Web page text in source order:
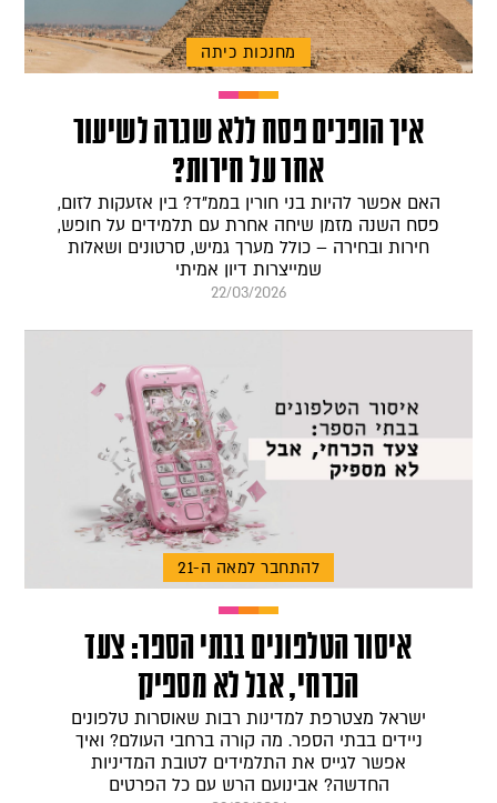
מחנכות כיתה
איך הופכים פסח ללא שגרה לשיעור
אחר על חירות?
האם אפשר להיות בני חורין בממ"ד? בין אזעקות לזום,
פסח השנה מזמן שיחה אחרת עם תלמידים על חופש,
חירות ובחירה – כולל מערך גמיש, סרטונים ושאלות
שמייצרות דיון אמיתי
22/03/2026
להתחבר למאה ה-21
איסור הטלפונים בבתי הספר: צעד
הכרחי, אבל לא מספיק
ישראל מצטרפת למדינות רבות שאוסרות טלפונים
ניידים בבתי הספר. מה קורה ברחבי העולם? ואיך
אפשר לגייס את התלמידים לטובת המדיניות
החדשה? אבינועם הרש עם כל הפרטים